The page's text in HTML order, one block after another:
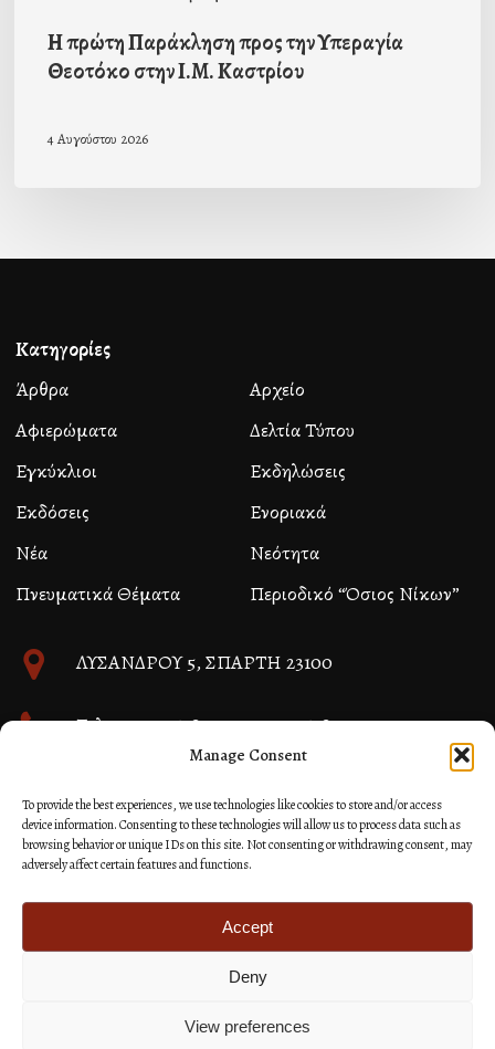
Manage Consent
To provide the best experiences, we use technologies like cookies to store and/or access
device information. Consenting to these technologies will allow us to process data such as
browsing behavior or unique IDs on this site. Not consenting or withdrawing consent, may
adversely affect certain features and functions.
Accept
Deny
View preferences
Η πρώτη Παράκληση προς την Υπεραγία
Θεοτόκο στην Ι.Μ. Καστρίου
4 Αυγούστου 2026
Κατηγορίες
Άρθρα
Αρχείο
Αφιερώματα
Δελτία Τύπου
Εγκύκλιοι
Εκδηλώσεις
Εκδόσεις
Ενοριακά
Νέα
Νεότητα
Πνευματικά Θέματα
Περιοδικό “Όσιος Νίκων”
ΛΥΣΑΝΔΡΟΥ 5, ΣΠΑΡΤΗ 23100
Τηλ. 27310 26580 και 27310 26581
Κατασκευή Ιστοσελίδων Site as you GO: Falcon από
Hellenic Technologies